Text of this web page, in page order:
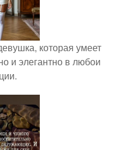
которая умеет
и элегантно в любои